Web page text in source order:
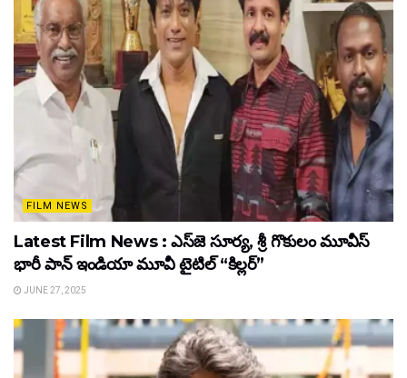
FILM NEWS
Latest Film News : ఎస్‌జె సూర్య, శ్రీ గొకులం మూవీస్‌
భారీ పాన్‌ ఇండియా మూవీ టైటిల్ “కిల్లర్”
JUNE 27, 2025